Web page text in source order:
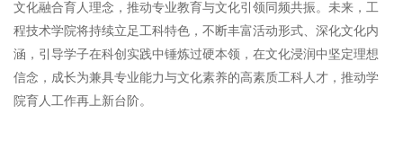
文化融合育人理念，推动专业教育与文化引领同频共振。未来，工
程技术学院将持续立足工科特色，不断丰富活动形式、深化文化内
涵，引导学子在科创实践中锤炼过硬本领，在文化浸润中坚定理想
信念，成长为兼具专业能力与文化素养的高素质工科人才，推动学
院育人工作再上新台阶。